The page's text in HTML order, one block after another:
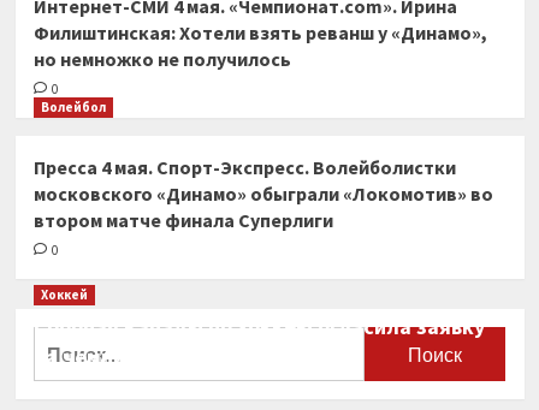
Интернет-СМИ 4 мая. «Чемпионат.com». Ирина
Филиштинская: Хотели взять реванш у «Динамо»,
но немножко не получилось
0
Волейбол
Пресса 4 мая. Спорт-Экспресс. Волейболистки
московского «Динамо» обыграли «Локомотив» во
втором матче финала Суперлиги
0
Хоккей
Сборная Канады по хоккею огласила заявку
на чемпионат мира